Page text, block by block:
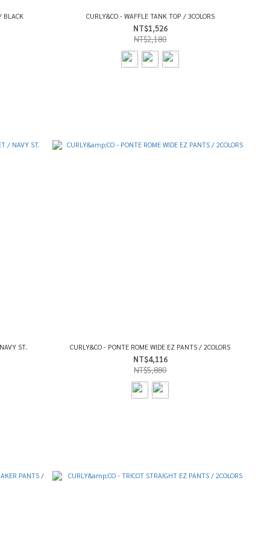
BLACK CURLY&CO - WAFFLE TANK TOP / 3COLORS
NT$1,526
NT$2,180
ST. CURLY&CO - PONTE ROME WIDE EZ PANTS / 2COLORS
NT$4,116
NT$5,880